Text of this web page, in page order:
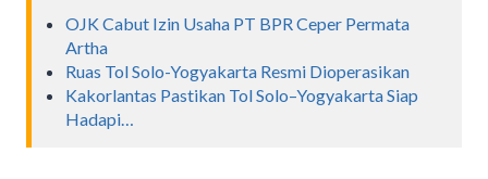
OJK Cabut Izin Usaha PT BPR Ceper Permata
Artha
Ruas Tol Solo-Yogyakarta Resmi Dioperasikan
Kakorlantas Pastikan Tol Solo–Yogyakarta Siap
Hadapi…